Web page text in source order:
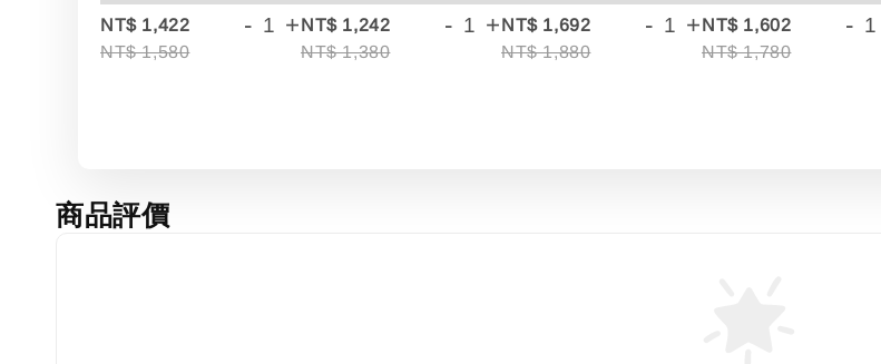
NT$ 1,422
NT$ 1,580
- +NT$ 1,242
NT$ 1,380
- +NT$ 1,692
NT$ 1,880
- +NT$ 1,602
NT$ 1,780
-
商品評價